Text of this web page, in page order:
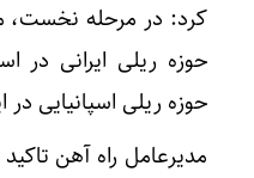
کرد: در مرحله نخست،
حوزه ریلی ایرانی در
حوزه ریلی اسپانیایی در
مدیرعامل راه آهن